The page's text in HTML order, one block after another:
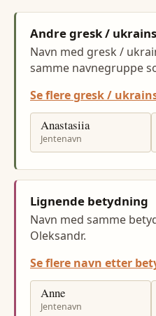
Andre gresk /
Navn med gresk /
samme navnegruppe
Se flere gresk /
Anastasiia
Jentenavn
Lignende betydning
Navn med samme
Oleksandr.
Se flere navn etter
Anne
Jentenavn